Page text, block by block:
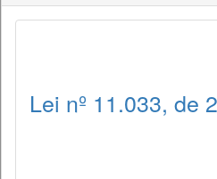
Lei nº 11.033, de